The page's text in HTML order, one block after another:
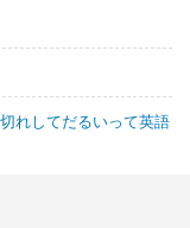
れしてだるいって英語